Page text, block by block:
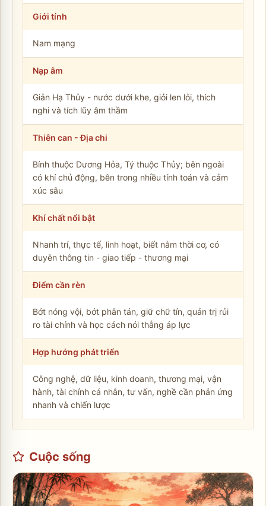
Giới tính
Nam mạng
Nạp âm
Giản Hạ Thủy - nước dưới khe, giỏi len lỏi, thích
nghi và tích lũy âm thầm
Thiên can - Địa chi
Bính thuộc Dương Hỏa, Tý thuộc Thủy; bên ngoài
có khí chủ động, bên trong nhiều tính toán và cảm
xúc sâu
Khí chất nổi bật
Nhanh trí, thực tế, linh hoạt, biết nắm thời cơ, có
duyên thông tin - giao tiếp - thương mại
Điểm cần rèn
Bớt nóng vội, bớt phân tán, giữ chữ tín, quản trị rủi
ro tài chính và học cách nói thẳng áp lực
Hợp hướng phát triển
Công nghệ, dữ liệu, kinh doanh, thương mại, vận
hành, tài chính cá nhân, tư vấn, nghề cần phản ứng
nhanh và chiến lược
Cuộc sống